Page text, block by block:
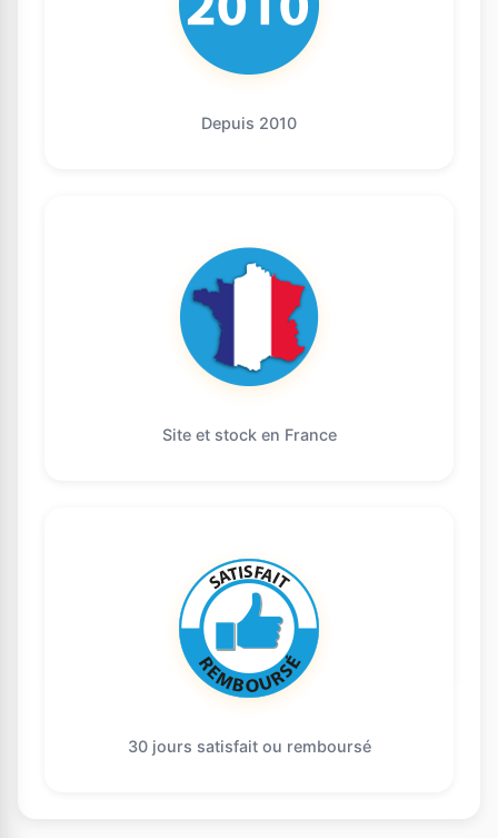
Depuis 2010
Site et stock en France
30 jours satisfait ou remboursé